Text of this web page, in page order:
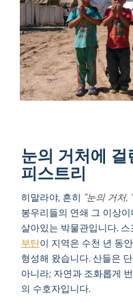
눈의 거처에
피스트리
히말라야, 흔히 "눈의 거처, "
봉우리들의 연쇄 그 이상
살아있는 박물관입니다. 스
부탄이 지역은 수천 년 동
형성해 왔습니다. 산들은
아니라; 자연과 조화롭게
의 수호자입니다.